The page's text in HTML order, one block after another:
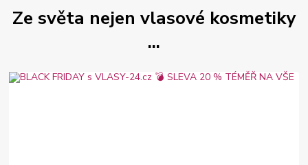
Ze světa nejen vlasové kosmetiky
...